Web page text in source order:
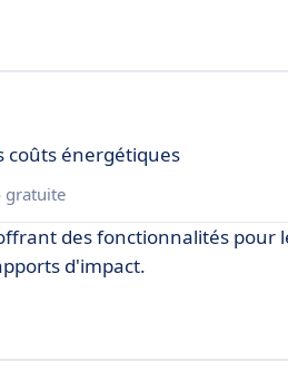
coûts énergétiques
gratuite
des fonctionnalités
d'impact.